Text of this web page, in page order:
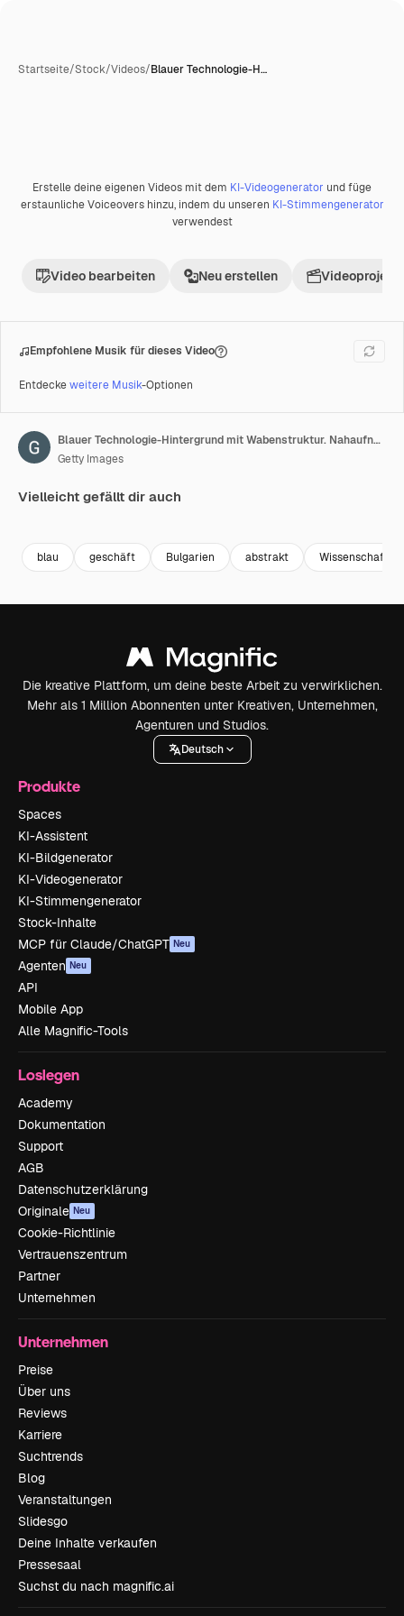
Startseite/Stock/Videos/Blauer Technologie-H…
Premium
Erstelle deine eigenen Videos mit dem KI-Videogenerator und füge
erstaunliche Voiceovers hinzu, indem du unseren KI-Stimmengenerator
verwendest
Video bearbeiten Neu erstellen Videoprojekt
Empfohlene Musik für dieses Video
Entdeckeweitere Musik-Optionen
Blauer Technologie-Hintergrund mit Wabenstruktur. Nahaufnahme. Nahtlose Schleife.
Getty Images
Vielleicht gefällt dir auch
blau geschäft Bulgarien abstrakt Wissenschaft
Die kreative Plattform, um deine beste Arbeit zu verwirklichen.
Mehr als 1 Million Abonnenten unter Kreativen, Unternehmen,
Agenturen und Studios.
Deutsch
Produkte
Spaces
KI-Assistent
KI-Bildgenerator
KI-Videogenerator
KI-Stimmengenerator
Stock-Inhalte
MCP für Claude/ChatGPT Neu
Agenten Neu
API
Mobile App
Alle Magnific-Tools
Loslegen
Academy
Dokumentation
Support
AGB
Datenschutzerklärung
Originale Neu
Cookie-Richtlinie
Vertrauenszentrum
Partner
Unternehmen
Unternehmen
Preise
Über uns
Reviews
Karriere
Suchtrends
Blog
Veranstaltungen
Slidesgo
Deine Inhalte verkaufen
Pressesaal
Suchst du nach magnific.ai